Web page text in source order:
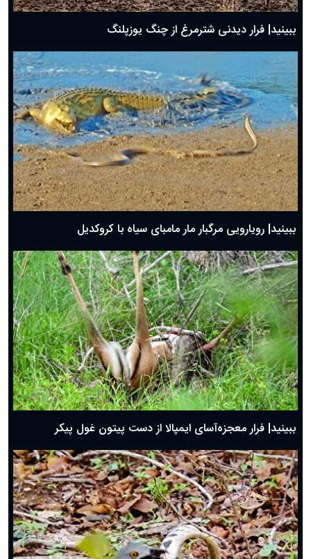
ببینید| فرار دیدنی شترمرغ از چنگ یوزپلنگ
ببینید| رویارویی مرگبار مار مامبای سیاه با کروکدیل
ببینید| فرار معجزه‌آسای ایمپالا از دست پیتون غول پیکر